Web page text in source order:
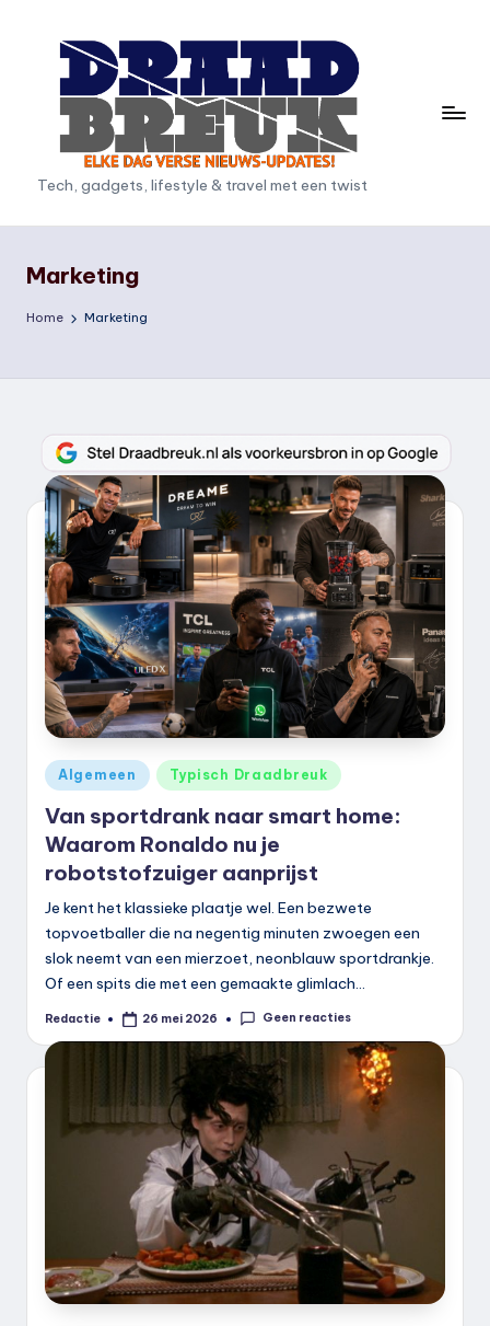
D
r
a
d
e
u
k
.
n
Tech, gadgets, lifestyle & travel met een twist
Marketing
Home Marketing
Geplaatst
in
Algemeen Typisch Draadbreuk
Van sportdrank naar smart home:
Waarom Ronaldo nu je
robotstofzuiger aanprijst
Je kent het klassieke plaatje wel. Een bezwete
topvoetballer die na negentig minuten zwoegen een
slok neemt van een mierzoet, neonblauw sportdrankje.
Of een spits die met een gemaakte glimlach…
Geplaatst
Redactie 26 mei 2026 Geen reacties